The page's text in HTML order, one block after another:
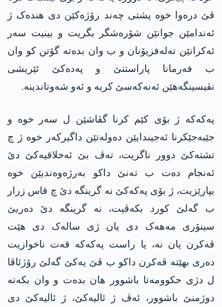
ڤێ درەوا خوە پشتی چەند رۆژەکێن دی هندەک ژ
ئەندامێن جوانێن شۆرەشگر بگریت و بینیت سەر
ئەکرانێن تەلەفزیۆنان و ب وان بدەتە گۆتن کو وان
ب فەرمانا پاراستنێ و پەدەکێ ئێریشی
نڤیسینگەهێن ئەنەکەسێ کریە و ئەو شەوتاندینە.
پەکەکە ژ بۆی کێم کرنا گڤاشێن ل سەر خوە و
جێبەجێکرنا ئەجیندایێن دەولەتێن داگیرکەر خوە ژ چ
تشتەکێ دوور ناگریت، تەڤ بێ ئەخلاقیەکێ دێ
ئەنجام دەت ب تەنێ داکو بەرژەوەندیێن خوە
بپارێزیت، ژ بۆی پەکەکێ نە گرینگە دێ چ قاس زرار
ب گەلێ کورد بکەڤیت، نە گرینگە دێ دەریێ
سینۆری مەهەک دی یان ژی سالەک دی هێت
ڤەکرن یان نە، یا راست پەکەکە قەت ناخوازیت
دەری بهێتە ڤەکرن داکو ب ڤێ یەکێ گەلێ رۆژئاڤا
ل دژی حکوومەتا باشوور هان بدەت و وان بکەتە
دوژمنێ باشوور، ئەڤ ژ ئالیەکێ، ژ ئالیەکێ دی